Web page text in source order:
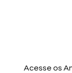
Acesse os